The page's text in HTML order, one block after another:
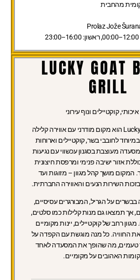
מהחבית
LUCKY GOAT
GRILL
קוקטיילים ונוף עירוני
Lucky Goat Bar & Grill הוא מקום מודרני עם אווירה קלילה
לחובבי בשר, קוקטיילים וארוחות
מעוצבת בסגנון עכשווי עם נגיעות
אזור ישיבה פנימי ומרפסת חיצונית
המקום מושך קהל מגוון – מזוגות ועד
השירות הנעים והאווירה החברתית.
על הגריל, המבורגרים עסיסיים,
אך תמצאו גם מנות קלילות כמו סלטים,
רחב של קוקטיילים, יינות מקומיים
את החוויה. כל מנה מוגשת עם הקפדה על
טעמים, מה שהופך את המסעדה לאחד
האהובים על מקומיים.